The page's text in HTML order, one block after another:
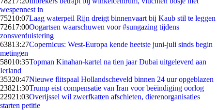
wespennest in
75210:07Laag waterpeil Rijn dreigt binnenvaart bij Kaub stil te leggen
72617:00Oogartsen waarschuwen voor #sungazing tijdens
zonsverduistering
63813:27Copernicus: West-Europa kende heetste juni-juli sinds begin
metingen
58010:35Topman Kinahan-kartel na tien jaar Dubai uitgeleverd aan
Ierland
35320:47Nieuwe flitspaal Hollandscheveld binnen 24 uur opgeblazen
23821:30Trump eist compensatie van Iran voor beëindiging oorlog
22921:03Overijssel wil zwerfkatten afschieten, dierenorganisaties
starten petitie